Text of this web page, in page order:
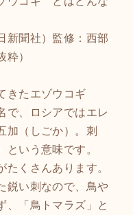
新聞社）監修：西部
）
きたエゾウコギ
、ロシアではエレ
加（しごか）。刺
という意味です。
くさんあります。
鋭い刺なので、鳥や
、「鳥トマラズ」と